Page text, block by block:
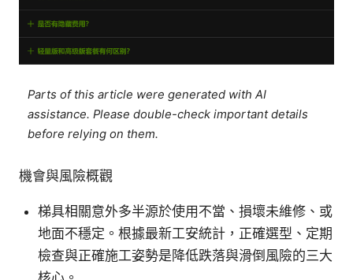
Parts of this article were generated with AI
assistance. Please double-check important details
before relying on them.
機會與風險概觀
梯具相關意外多半源於使用不當、損壞未維修、或
地面不穩定。根據最新工安統計，正確選型、定期
檢查與正確施工姿勢是降低跌落與滑倒風險的三大